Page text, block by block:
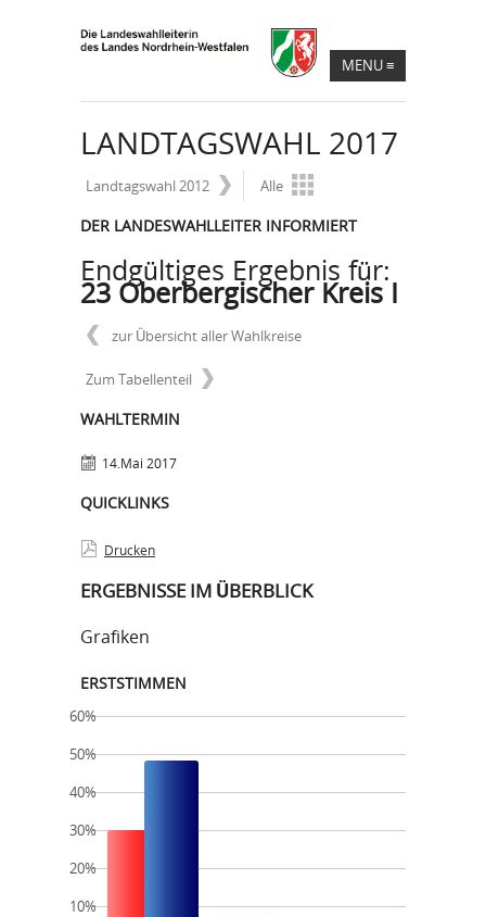
MENU≡
LANDTAGSWAHL 2017
Landtagswahl 2012 Alle
DER LANDESWAHLLEITER INFORMIERT
Endgültiges Ergebnis für:
23 Oberbergischer Kreis I
zur Übersicht aller Wahlkreise
Zum Tabellenteil
WAHLTERMIN
14.Mai 2017
QUICKLINKS
Drucken
ERGEBNISSE IM ÜBERBLICK
Grafiken
ERSTSTIMMEN
60%
50%
40%
30%
20%
10%